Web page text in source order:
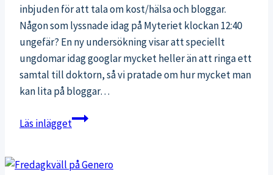
inbjuden för att tala om kost/hälsa och bloggar.
Någon som lyssnade idag på Myteriet klockan 12:40
ungefär? En ny undersökning visar att speciellt
ungdomar idag googlar mycket heller än att ringa ett
samtal till doktorn, så vi pratade om hur mycket man
kan lita på bloggar…
Läs inläggetLitar
bloggar